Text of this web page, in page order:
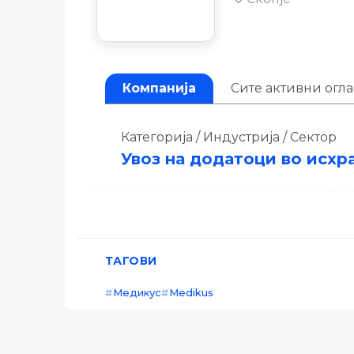
Компанија Сите активни
Категорија / Индустрија / Сектор
Увоз на додатоци во
ТАГОВИ
Медикус Medikus